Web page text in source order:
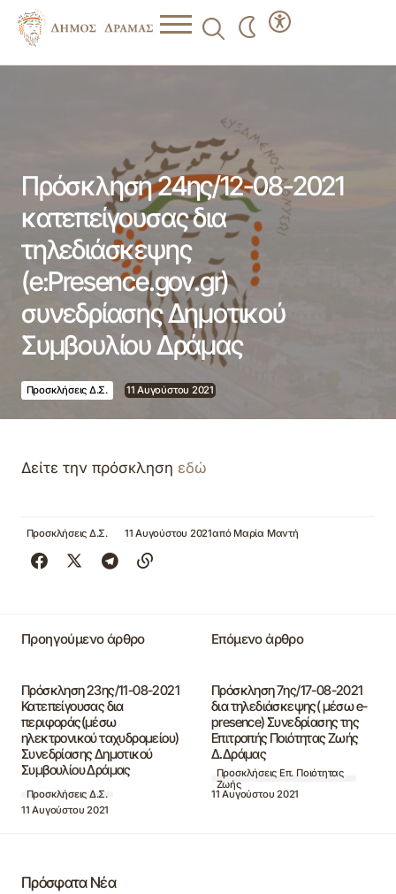
Πρόσκληση 24ης/12-08-2021
κατεπείγουσας δια
τηλεδιάσκεψης
(e:Presence.gov.gr)
συνεδρίασης Δημοτικού
Συμβουλίου Δράμας
Προσκλήσεις Δ.Σ. 11 Αυγούστου 2021
Δείτε την πρόσκληση εδώ
Προσκλήσεις Δ.Σ. 11 Αυγούστου 2021από Μαρία Μαντή
Προηγούμενο άρθρο
Πρόσκληση 23ης/11-08-2021
Κατεπείγουσας δια
περιφοράς(μέσω
ηλεκτρονικού ταχυδρομείου)
Συνεδρίασης Δημοτικού
Συμβουλίου Δράμας
Προσκλήσεις Δ.Σ.
11 Αυγούστου 2021
Επόμενο άρθρο
Πρόσκληση 7ης/17-08-2021
δια τηλεδιάσκεψης( μέσω e-
presence) Συνεδρίασης της
Επιτροπής Ποιότητας Ζωής
Δ.Δράμας
Προσκλήσεις Επ. Ποιότητας
Ζωής
11 Αυγούστου 2021
Πρόσφατα Νέα